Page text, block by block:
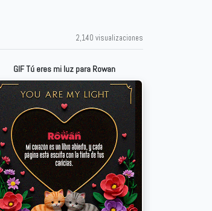
2,140 visualizaciones
GIF Tú eres mi luz para Rowan